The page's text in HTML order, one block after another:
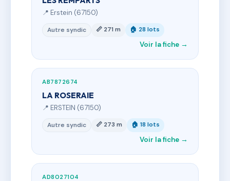
📍 Erstein (67150)
Autre syndic 📏 271 m 🏠 28 lots
Voir la fiche →
AB7872674
LA ROSERAIE
📍 ERSTEIN (67150)
Autre syndic 📏 273 m 🏠 18 lots
Voir la fiche →
AD8027104